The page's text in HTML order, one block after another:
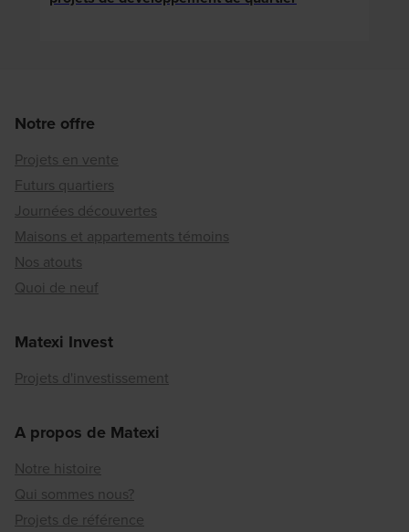
Notre offre
Projets en vente
Futurs quartiers
Journées découvertes
Maisons et appartements témoins
Nos atouts
Quoi de neuf
Matexi Invest
Projets d'investissement
A propos de Matexi
Notre histoire
Qui sommes nous?
Projets de référence